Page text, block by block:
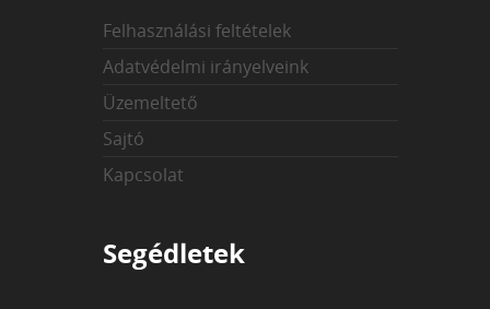
Felhasználási feltételek
Adatvédelmi irányelveink
Üzemeltető
Sajtó
Kapcsolat
Segédletek